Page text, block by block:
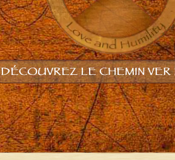
DÉCOUVREZ LE CHEMIN